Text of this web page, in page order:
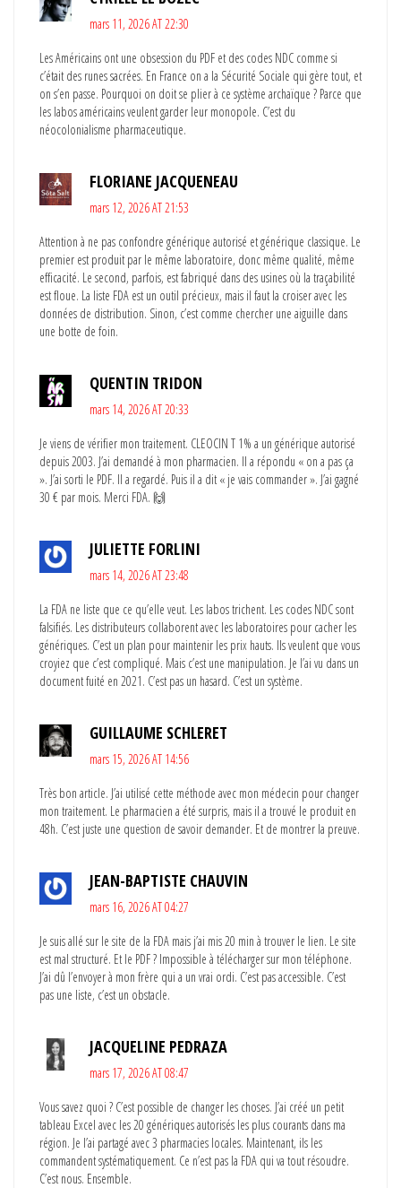
mars 11, 2026 AT 22:30
Les Américains ont une obsession du PDF et des codes NDC comme si
c’était des runes sacrées. En France on a la Sécurité Sociale qui gère tout, et
on s’en passe. Pourquoi on doit se plier à ce système archaïque ? Parce que
les labos américains veulent garder leur monopole. C’est du
néocolonialisme pharmaceutique.
FLORIANE JACQUENEAU
mars 12, 2026 AT 21:53
Attention à ne pas confondre générique autorisé et générique classique. Le
premier est produit par le même laboratoire, donc même qualité, même
efficacité. Le second, parfois, est fabriqué dans des usines où la traçabilité
est floue. La liste FDA est un outil précieux, mais il faut la croiser avec les
données de distribution. Sinon, c’est comme chercher une aiguille dans
une botte de foin.
QUENTIN TRIDON
mars 14, 2026 AT 20:33
Je viens de vérifier mon traitement. CLEOCIN T 1% a un générique autorisé
depuis 2003. J’ai demandé à mon pharmacien. Il a répondu « on a pas ça
». J’ai sorti le PDF. Il a regardé. Puis il a dit « je vais commander ». J’ai gagné
30 € par mois. Merci FDA. 🙌
JULIETTE FORLINI
mars 14, 2026 AT 23:48
La FDA ne liste que ce qu’elle veut. Les labos trichent. Les codes NDC sont
falsifiés. Les distributeurs collaborent avec les laboratoires pour cacher les
génériques. C’est un plan pour maintenir les prix hauts. Ils veulent que vous
croyiez que c’est compliqué. Mais c’est une manipulation. Je l’ai vu dans un
document fuité en 2021. C’est pas un hasard. C’est un système.
GUILLAUME SCHLERET
mars 15, 2026 AT 14:56
Très bon article. J’ai utilisé cette méthode avec mon médecin pour changer
mon traitement. Le pharmacien a été surpris, mais il a trouvé le produit en
48h. C’est juste une question de savoir demander. Et de montrer la preuve.
JEAN-BAPTISTE CHAUVIN
mars 16, 2026 AT 04:27
Je suis allé sur le site de la FDA mais j’ai mis 20 min à trouver le lien. Le site
est mal structuré. Et le PDF ? Impossible à télécharger sur mon téléphone.
J’ai dû l’envoyer à mon frère qui a un vrai ordi. C’est pas accessible. C’est
pas une liste, c’est un obstacle.
JACQUELINE PEDRAZA
mars 17, 2026 AT 08:47
Vous savez quoi ? C’est possible de changer les choses. J’ai créé un petit
tableau Excel avec les 20 génériques autorisés les plus courants dans ma
région. Je l’ai partagé avec 3 pharmacies locales. Maintenant, ils les
commandent systématiquement. Ce n’est pas la FDA qui va tout résoudre.
C’est nous. Ensemble.